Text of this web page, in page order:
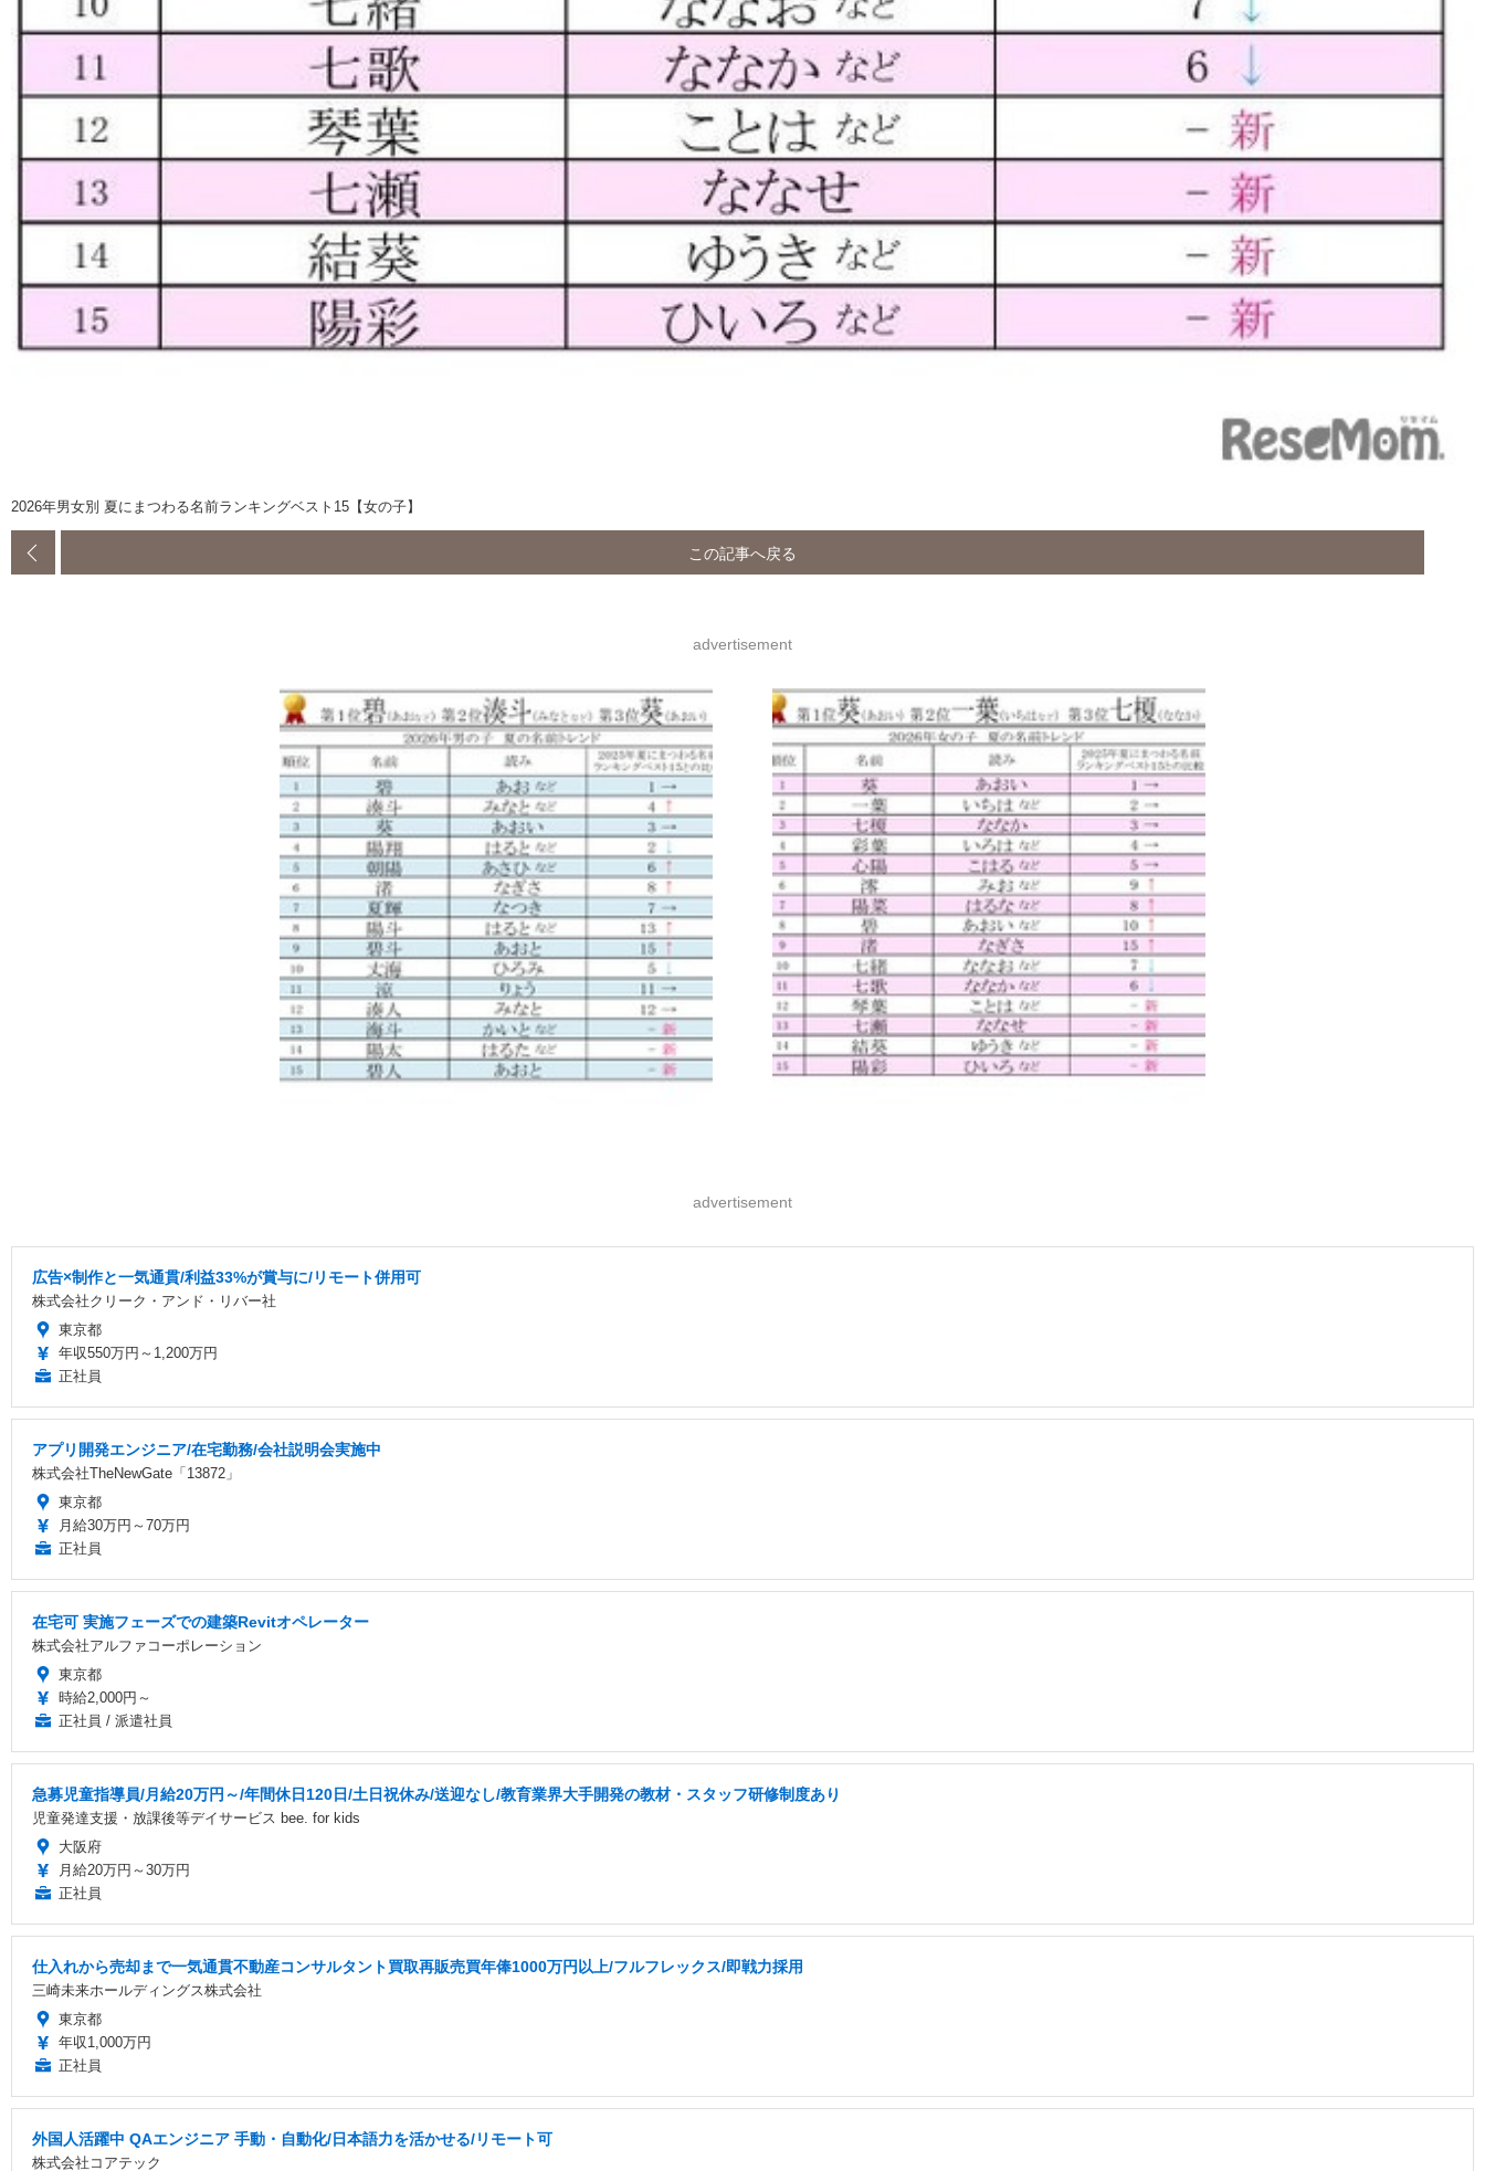
2026年男女別 夏にまつわる名前ランキングベスト15【女の子】
この記事へ戻る
advertisement
advertisement
広告×制作と一気通貫/利益33%が賞与に/リモート併用可
株式会社クリーク・アンド・リバー社
東京都
年収550万円～1,200万円
正社員
アプリ開発エンジニア/在宅勤務/会社説明会実施中
株式会社TheNewGate「13872」
東京都
月給30万円～70万円
正社員
在宅可 実施フェーズでの建築Revitオペレーター
株式会社アルファコーポレーション
東京都
時給2,000円～
正社員 / 派遣社員
急募児童指導員/月給20万円～/年間休日120日/土日祝休み/送迎なし/教育業界大手開発の教材・スタッフ研修制度あり
児童発達支援・放課後等デイサービス bee. for kids
大阪府
月給20万円～30万円
正社員
仕入れから売却まで一気通貫不動産コンサルタント買取再販売買年俸1000万円以上/フルフレックス/即戦力採用
三崎未来ホールディングス株式会社
東京都
年収1,000万円
正社員
外国人活躍中 QAエンジニア 手動・自動化/日本語力を活かせる/リモート可
株式会社コアテック